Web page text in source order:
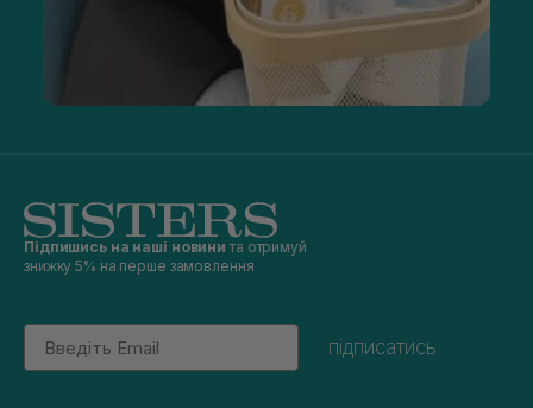
Підпишись на наші новини та отримуй
знижку 5% на перше замовлення
Email
підписатись